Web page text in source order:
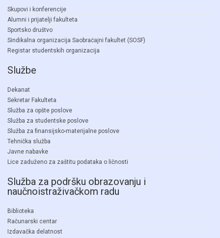
Skupovi i konferencije
Alumni i prijatelji fakulteta
Sportsko društvo
Sindikalna organizacija Saobraćajni fakultet (SOSF)
Registar studentskih organizacija
Službe
Dekanat
Sekretar Fakulteta
Služba za opšte poslove
Služba za studentske poslove
Služba za finansijsko-materijalne poslove
Tehnička služba
Javne nabavke
Lice zaduženo za zaštitu podataka o ličnosti
Služba za podršku obrazovanju i
naučnoistraživačkom radu
Biblioteka
Računarski centar
Izdavačka delatnost